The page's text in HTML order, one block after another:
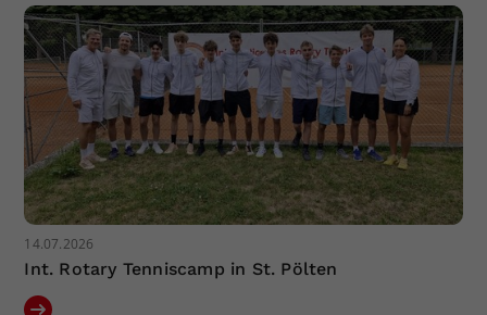
14.07.2026
Int. Rotary Tenniscamp in St. Pölten